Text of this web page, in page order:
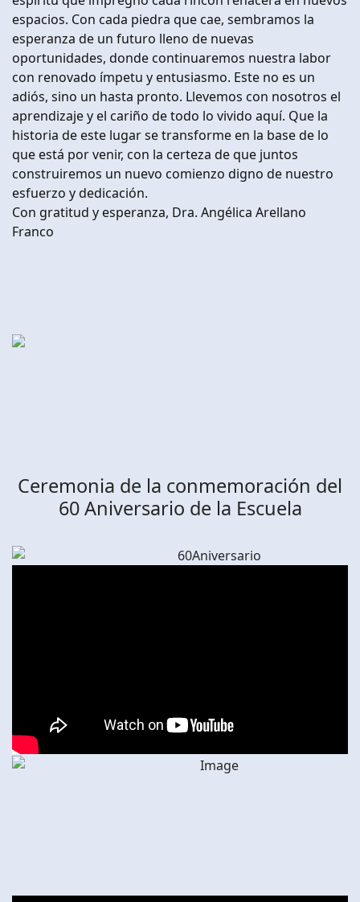
espacios. Con cada piedra que cae, sembramos la
esperanza de un futuro lleno de nuevas
oportunidades, donde continuaremos nuestra labor
con renovado ímpetu y entusiasmo. Este no es un
adiós, sino un hasta pronto. Llevemos con nosotros el
aprendizaje y el cariño de todo lo vivido aquí. Que la
historia de este lugar se transforme en la base de lo
que está por venir, con la certeza de que juntos
construiremos un nuevo comienzo digno de nuestro
esfuerzo y dedicación.
Con gratitud y esperanza, Dra. Angélica Arellano
Franco
Ceremonia de la conmemoración del
60 Aniversario de la Escuela